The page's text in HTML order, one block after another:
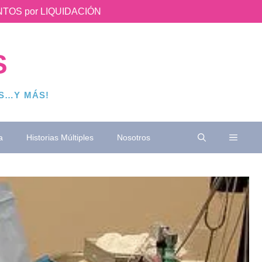
por LIQUIDACIÓN
MÁS!
Historias Múltiples Nosotros